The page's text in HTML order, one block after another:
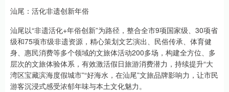
汕尾：活化非遗创新年俗
汕尾以“非遗活化+年俗创新”为路径，整合全市9项国家级、30项省
级和75项市级非遗资源，精心策划文艺演出、民俗传承、体育健
身、惠民消费等多个领域的文旅体活动200多场，构建全方位、多
层次的文旅体验体系，有效激活假日旅游消费潜力，持续提升“大
湾区宝藏滨海度假城市”“好海水，在汕尾”文旅品牌影响力，让市民
游客沉浸式感受浓郁年味与本土文化魅力。